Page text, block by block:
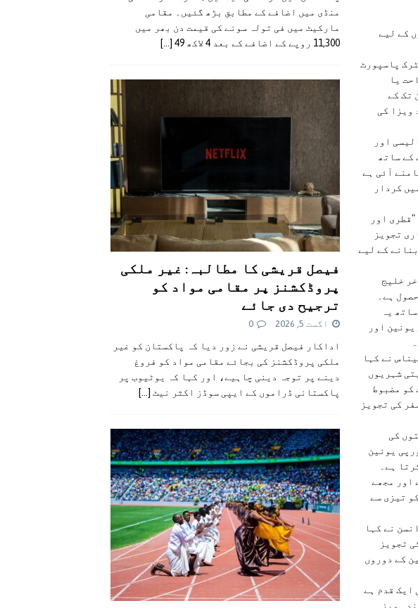
کے لیے
پاسپورٹ
یا
کے لیے کسی بھی 180 دن کی مدت میں 90 دن تک کے
ویزا کی
اور
کے ساتھ
آئی ہے
کردار
اور
تجویز
کے لیے
خلیج
ہے۔
یہ
اور
نے کہا
شہریوں
کو مضبوط
کی تجویز
کی
یونین
ہے۔
اور مجھے
تیزی سے
نے کہا
تجویز
کے دوروں
ایک قدم ہے
ویزہ
منڈی میں اضافے کے مطابق بڑھ گئیں۔ مقامی
مارکیٹ میں فی تولہ سونے کی قیمت دن بھر میں
11,300 روپے کے اضافے کے بعد 4 لاکھ 49
[...]
فیصل قریشی کا مطالبہ: غیر ملکی
پروڈکشنز پر مقامی مواد کو
ترجیح دی جائے
اگست 5, 2026 0
اداکار فیصل قریشی نے زور دیا کہ پاکستان کو غیر
ملکی پروڈکشنز کی بجائے مقامی مواد کو فروغ
دینے پر توجہ دینی چاہیے، اور کہا کہ یوٹیوب پر
پاکستانی ڈراموں کے ایپی سوڈز اکثر نیٹ [...]